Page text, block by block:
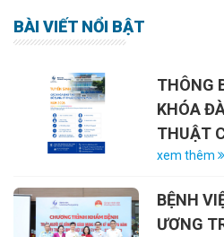
BÀI VIẾT NỔI BẬT
THÔNG
KHÓA
THUẬT
CHỮA
xem thêm
BỆNH
ƯƠNG